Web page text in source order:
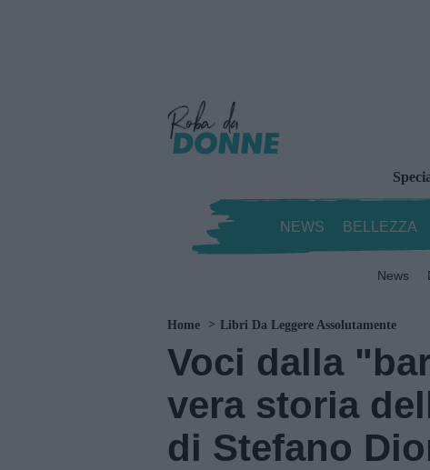
NEWS BELLEZZA
News
Home Libri Da Leggere Assolutamente
Voci dalla
vera storia
di Stefano